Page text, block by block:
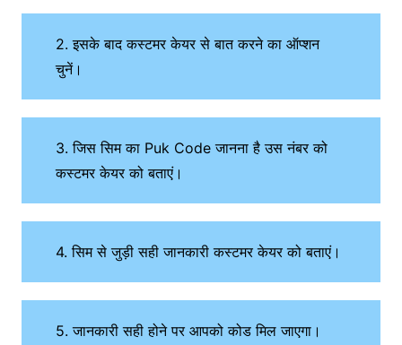
2. इसके बाद कस्टमर केयर से बात करने का ऑप्शन
चुनें।
3. जिस सिम का Puk Code जानना है उस नंबर को
कस्टमर केयर को बताएं।
4. सिम से जुड़ी सही जानकारी कस्टमर केयर को बताएं।
5. जानकारी सही होने पर आपको कोड मिल जाएगा।